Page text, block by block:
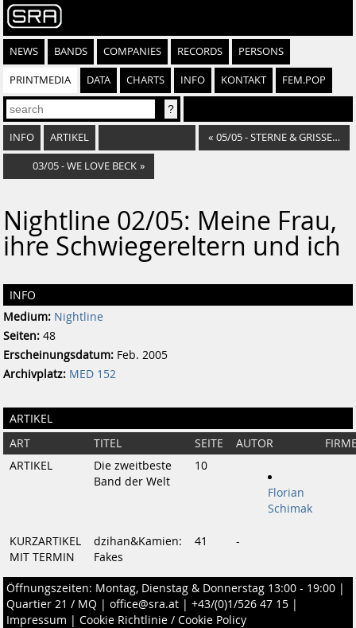
NEWS BANDS COMPANIES RECORDS PERSONS
PRINTMEDIA DATA CHARTS INFO KONTAKT FEM.POP
INFO ARTIKEL « 05/05 - STERNE & GRISSEMANN
03/05 - WE LOVE BECK »
Nightline 02/05: Meine Frau,
ihre Schwiegereltern und ich
INFO
Medium: Nightline
Seiten: 48
Erscheinungsdatum: Feb. 2005
Archivplatz: MED 152
ARTIKEL
ART TITEL SEITE AUTOR
ARTIKEL
Die zweitbeste
Band der Welt
10
Florian
Schimak
KURZARTIKEL
MIT TERMIN
dzihan&Kamien:
Fakes
41 -
Öffnungszeiten: Montag, Dienstag & Donnerstag 13:00 - 19:00 |
Quartier 21 / MQ | office@sra.at | +43/(0)1/526 47 15 |
Impressum | Cookie Richtlinie / Cookie Policy